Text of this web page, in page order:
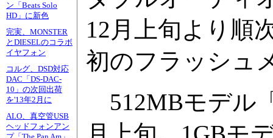
ン「Beats Solo
HD」に新色
完実、MONSTER
とDIESELのコラボ
イヤフォン
コルグ、DSD対応
DAC「DS-DAC-
10」の次回出荷
を'13年2月に
ALO、真空管USB
ヘッドフォンアン
12月上旬より順
初のフラッシュ
512MBモデル